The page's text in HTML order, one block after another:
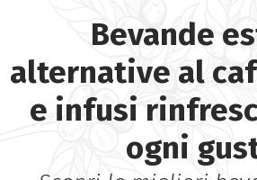
Bevande
alternative al
e infusi
ogni